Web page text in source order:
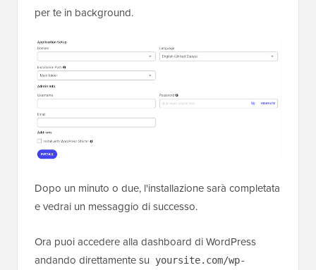
per te in background.
Dopo un minuto o due, l'installazione sarà completata
e vedrai un messaggio di successo.
Ora puoi accedere alla dashboard di WordPress
andando direttamente su
yoursite.com/wp-